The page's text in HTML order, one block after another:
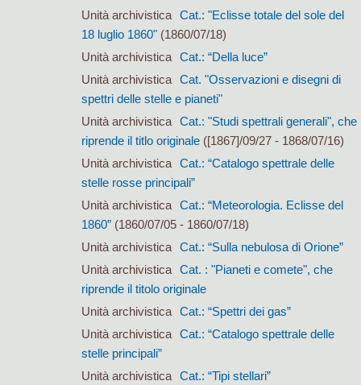
Unità archivistica Cat.: "Eclisse totale del sole del
18 luglio 1860"(1860/07/18)
Unità archivistica Cat.: “Della luce”
Unità archivistica Cat. "Osservazioni e disegni di
spettri delle stelle e pianeti"
Unità archivistica Cat.: "Studi spettrali generali", che
riprende il titlo originale([1867]/09/27 - 1868/07/16)
Unità archivistica Cat.: “Catalogo spettrale delle
stelle rosse principali”
Unità archivistica Cat.: “Meteorologia. Eclisse del
1860”(1860/07/05 - 1860/07/18)
Unità archivistica Cat.: “Sulla nebulosa di Orione”
Unità archivistica Cat. : "Pianeti e comete", che
riprende il titolo originale
Unità archivistica Cat.: “Spettri dei gas”
Unità archivistica Cat.: “Catalogo spettrale delle
stelle principali”
Unità archivistica Cat.: “Tipi stellari”